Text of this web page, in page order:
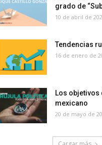
grado de
10 de abril de
Tendencias
16 de enero de
Los objetivos
mexicano
20 de mayo de